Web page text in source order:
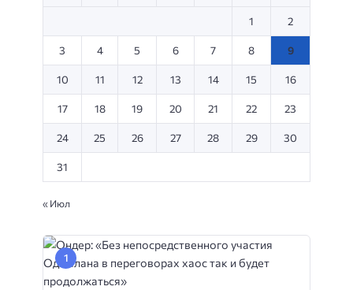
1 2
3 4 5 6 7 8 9
10 11 12 13 14 15 16
17 18 19 20 21 22 23
24 25 26 27 28 29 30
31
« Июл